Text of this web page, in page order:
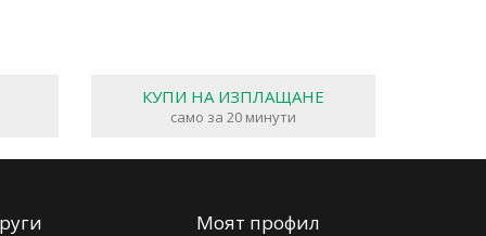
КУПИ НА ИЗПЛАЩАНЕ
само за 20 минути
Моят профил